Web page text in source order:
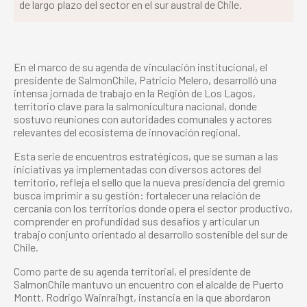
de largo plazo del sector en el sur austral de Chile.
En el marco de su agenda de vinculación institucional, el
presidente de SalmonChile, Patricio Melero, desarrolló una
intensa jornada de trabajo en la Región de Los Lagos,
territorio clave para la salmonicultura nacional, donde
sostuvo reuniones con autoridades comunales y actores
relevantes del ecosistema de innovación regional.
Esta serie de encuentros estratégicos, que se suman a las
iniciativas ya implementadas con diversos actores del
territorio, refleja el sello que la nueva presidencia del gremio
busca imprimir a su gestión: fortalecer una relación de
cercanía con los territorios donde opera el sector productivo,
comprender en profundidad sus desafíos y articular un
trabajo conjunto orientado al desarrollo sostenible del sur de
Chile.
Como parte de su agenda territorial, el presidente de
SalmonChile mantuvo un encuentro con el alcalde de Puerto
Montt, Rodrigo Wainraihgt, instancia en la que abordaron